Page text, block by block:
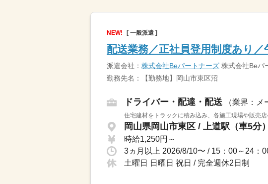
NEW! [ 一般派遣 ]
配送業務／正社員登用制度あり
派遣会社： 株式会社Beパートナーズ 株式会社Be
勤務先名：【勤務地】岡山市東区沼
ドライバー・配達・配送 （業界：メ
住宅建材をトラックに積み込み、各施工現場や販売
岡山県岡山市東区 / 上道駅（車5分）
時給1,250円～
3ヵ月以上 2026/8/10〜 / 15：00～24：
土曜日 日曜日 祝日 / 完全週休2日制